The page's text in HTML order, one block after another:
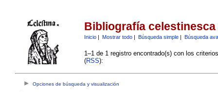
Bibliografía celestinesca
Inicio| Mostrar todo| Búsqueda simple| Búsqueda
1–1 de 1 registro encontrado(s) con los
(RSS):
Opciones de búsqueda y visualización